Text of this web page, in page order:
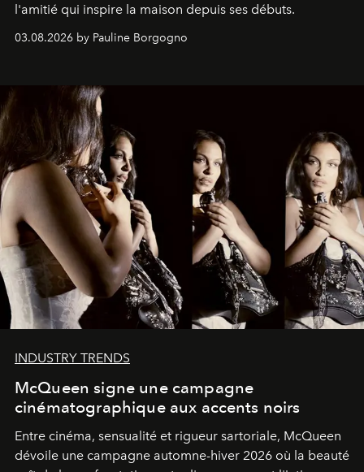
l'amitié qui inspire la maison depuis ses débuts.
03.08.2026 by Pauline Borgogno
INDUSTRY TRENDS
McQueen signe une campagne
cinématographique aux accents noirs
Entre cinéma, sensualité et rigueur sartoriale, McQueen
dévoile une campagne automne-hiver 2026 où la beauté